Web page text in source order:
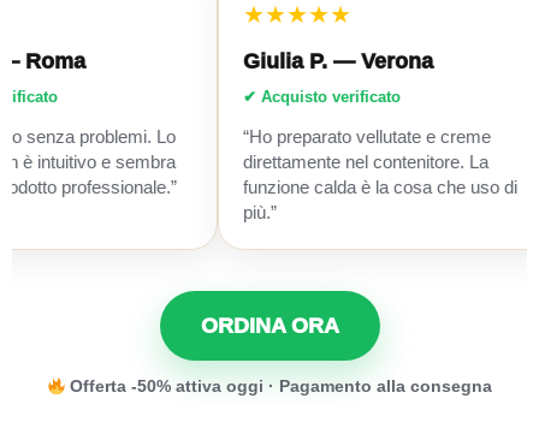
problemi. Lo
e sembra
professionale.”
★★★★★
Giulia P. — Verona
✔ Acquisto verificato
“Ho preparato vellutate e creme
direttamente nel contenitore. La
funzione calda è la cosa che uso di
ORDINA ORA
Offerta -50% attiva oggi · Pagamento alla consegna